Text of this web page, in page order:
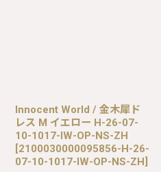
Innocent World / 金木犀ド
レス M イエロー H-26-07-
10-1017-IW-OP-NS-ZH
[2100030000095856-H-26-
07-10-1017-IW-OP-NS-ZH]